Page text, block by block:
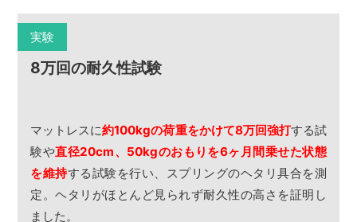
実験
8万回の耐久性試験
マットレスに約100kgの荷重をかけて8万回強打する試
験や直径20cm、50kgのおもりを6ヶ月間乗せた状態
を維持する試験を行い、スプリングのヘタリ具合を測
定。ヘタリがほとんど見られず耐久性の高さを証明し
ました。